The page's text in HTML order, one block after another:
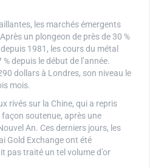
les marchés émergents
un plongeon de près de 30 %
1981, les cours du métal
depuis le début de l’année.
dollars à Londres, son niveau le
mois.
rivés sur la Chine, qui a repris
façon soutenue, après une
An. Ces derniers jours, les
Gold Exchange ont été
pas traité un tel volume d’or